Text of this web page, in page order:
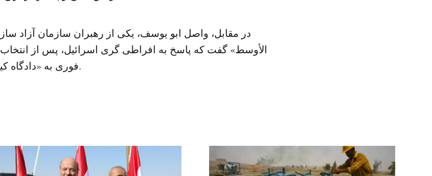
در مقابل، واصل ابو یوسف، یکی از رهبران سازمان آزاد
الأوسط» گفت که پاسخ به افراطی گری اسرائیل، پس از انتخاب
فوری به «دادگاه کیفری بین المللی» است.